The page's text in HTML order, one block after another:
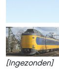
[Ingezonden]